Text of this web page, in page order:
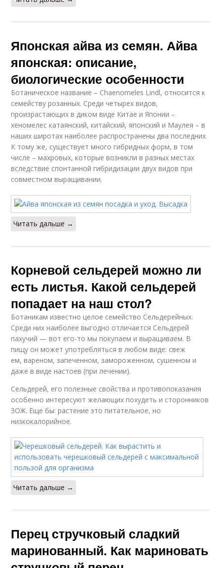
Японская айва из семян. Айва
японская: описание,
биологические особенности
Ботаническое название – Chaenomeles Lindl, относится к
семейству розанных. Среди четырех видов,
произрастающих в диком виде Китае и Японии –
хеномелес катаянский, китайский, японский и Маулея – в
наших широтах наиболее распространены два последних.
К тому же, существует много гибридных форм, в том
числе – махровых, которые возникли в разных местах
вследствие спонтанной гибридизации двух видов при
совместном выращивании.
Читать дальше →
Корневой сельдерей можно ли
есть листья. Какой сельдерей
попадает на наш стол?
Ботаникам известно целое семейство Сельдерейных.
Среди них наиболее выгодно отличается Сельдерей
пахучий — вот его-то мы покупаем и выращиваем. В
пищу он может употребляться в любом виде: свеж
ем, вареном, запеченном, замороженном, сушенном и
даже в виде настоев (при лечении).
Сельдерей, его полезные свойства и противопоказания
особенно интересуют желающих похудеть и сторонников
ЗОЖ. Еще бы: растение это питательное, но
низкокалорийное.
Читать дальше →
Перец стручковый сладкий
маринованный. Как мариновать